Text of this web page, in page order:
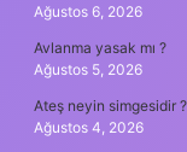
Ağustos 6, 2026
Avlanma yasak mı ?
Ağustos 5, 2026
Ateş neyin simgesidir ?
Ağustos 4, 2026